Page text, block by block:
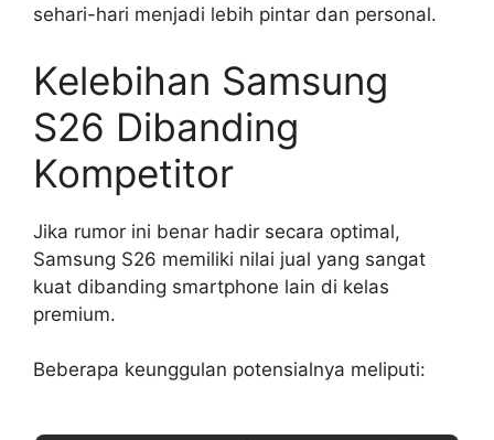
sehari-hari menjadi lebih pintar dan personal.
Kelebihan Samsung
S26 Dibanding
Kompetitor
Jika rumor ini benar hadir secara optimal,
Samsung S26 memiliki nilai jual yang sangat
kuat dibanding smartphone lain di kelas
premium.
Beberapa keunggulan potensialnya meliputi: